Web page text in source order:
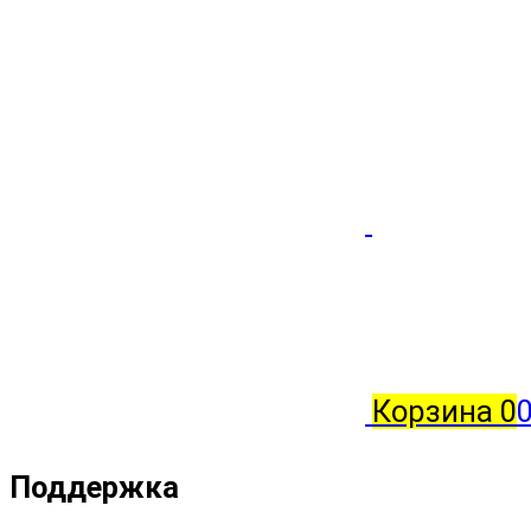
Корзина 0
Поддержка